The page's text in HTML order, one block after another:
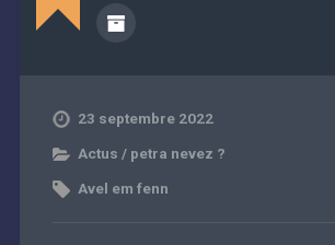
23 septembre 2022
Actus / petra nevez ?
Avel em fenn